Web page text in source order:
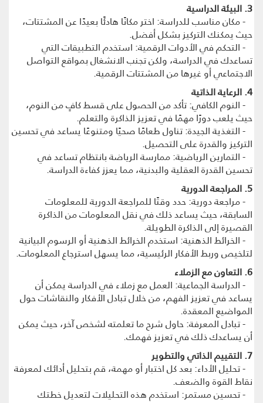
3. البيئة الدراسية
- مكان مناسب للدراسة: اختر مكانًا هادئًا بعيدًا عن المشتتات،
حيث يمكنك التركيز بشكل أفضل.
- التحكم في الأدوات الرقمية: استخدم التطبيقات التي
تساعدك في الدراسة، ولكن تجنب الانشغال بمواقع التواصل
الاجتماعي أو غيرها من المشتتات الرقمية.
4. الرعاية الذاتية
- النوم الكافي: تأكد من الحصول على قسط كافٍ من النوم،
حيث يلعب دورًا مهمًا في تعزيز الذاكرة والتعلم.
- التغذية الجيدة: تناول طعامًا صحيًا ومتنوعًا يساعد في تحسين
التركيز والقدرة على التحصيل.
- التمارين الرياضية: ممارسة الرياضة بانتظام تساعد في
تحسين القدرة العقلية والبدنية، مما يعزز كفاءة الدراسة.
5. المراجعة الدورية
- مراجعة دورية: حدد وقتًا للمراجعة الدورية للمعلومات
السابقة، حيث يساعد ذلك في نقل المعلومات من الذاكرة
القصيرة إلى الذاكرة الطويلة.
- الخرائط الذهنية: استخدم الخرائط الذهنية أو الرسوم البيانية
لتلخيص وربط الأفكار الرئيسية، مما يسهل استرجاع المعلومات.
6. التعاون مع الزملاء
- الدراسة الجماعية: العمل مع زملاء في الدراسة يمكن أن
يساعد في تعزيز الفهم، من خلال تبادل الأفكار والنقاشات حول
المواضيع المعقدة.
- تبادل المعرفة: حاول شرح ما تعلمته لشخص آخر، حيث يمكن
أن يساعدك ذلك في تعزيز فهمك.
7. التقييم الذاتي والتطوير
- تحليل الأداء: بعد كل اختبار أو مهمة، قم بتحليل أدائك لمعرفة
نقاط القوة والضعف.
- تحسين مستمر: استخدم هذه التحليلات لتعديل خطتك